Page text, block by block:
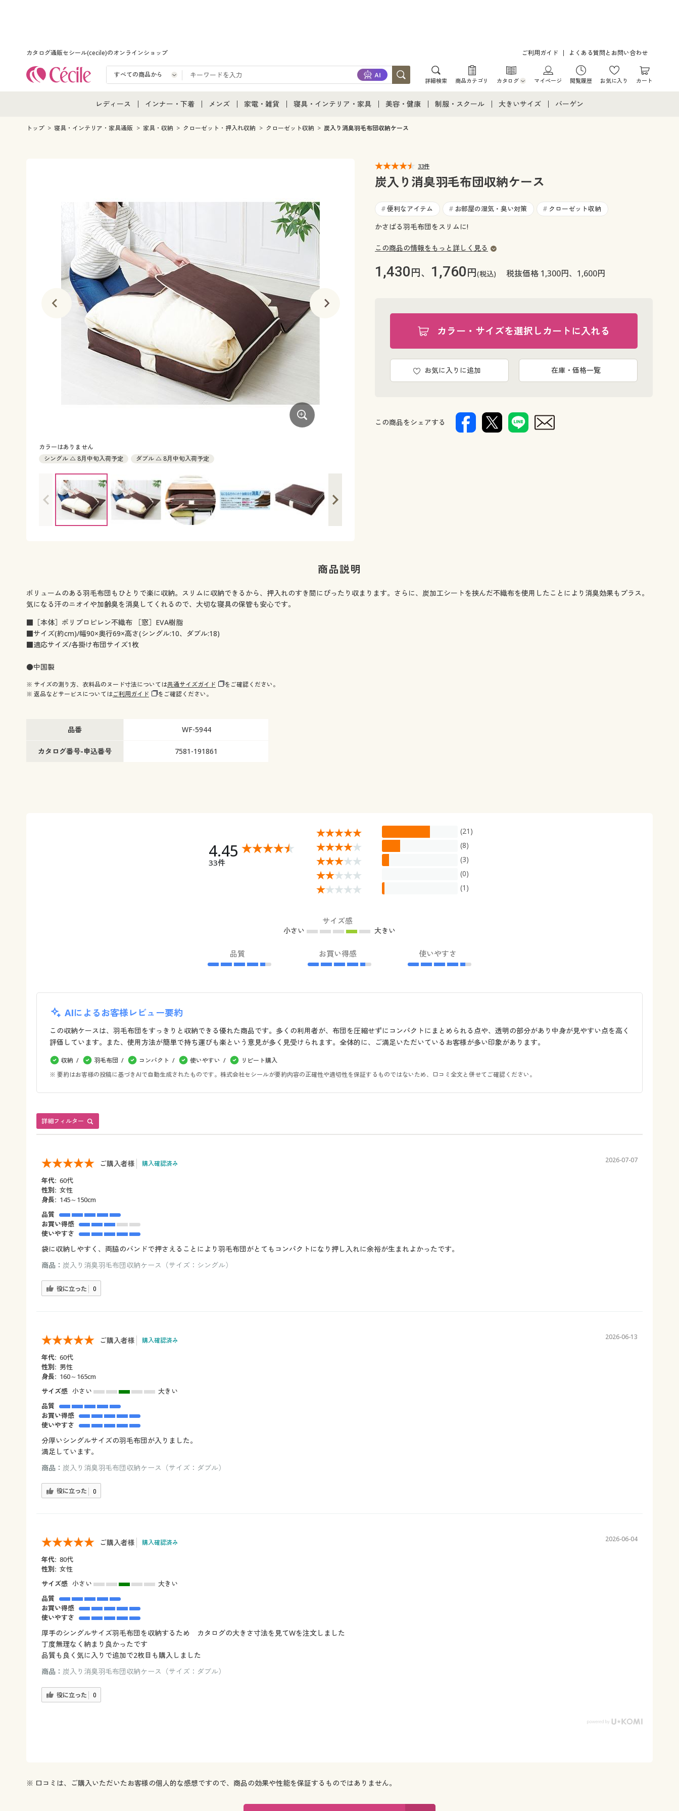
カタログ通販セシール(cecile)のオンラインショップ ご利用ガイド よくある質問とお問い合わせ
詳細検索 商品カテゴリ カタログ
カタログ・チラシからのご注文
マイページ 閲覧履歴 お気に入り カート
レディース
レディース通販すべて
インナー・下着
インナー・下着通販すべて
ジュニア・ティーンズ下着
メンズ
メンズ通販すべて
家電・雑貨
家電・雑貨すべて
寝具・インテリア・家具
寝具・インテリア・家具通販すべて
カーテン・ラグ・ファブリック
美容・健康
美容・健康通販すべて
制服・スクール
ジュニア・ティーンズ下着
大きいサイズ
大きいサイズ レディース下着
大きいサイズ メンズ
バーゲン
トップ 寝具・インテリア・家具通販 家具・収納 クローゼット・押入れ収納 クローゼット収納 炭入り消臭羽毛布団収納ケース
カラーはありません
シングル △ 8月中旬入荷予定
ダブル △ 8月中旬入荷予定
33件
炭入り消臭羽毛布団収納ケース
# 便利なアイテム # お部屋の湿気・臭い対策 # クローゼット収納
かさばる羽毛布団をスリムに!
この商品の情報をもっと詳しく見る
1,430円、 1,760円(税込) 税抜価格 1,300円、1,600円
カラー・サイズを選択しカートに入れる
お気に入りに追加 在庫・価格一覧
この商品をシェアする
商品説明
ボリュームのある羽毛布団もひとりで楽に収納。スリムに収納できるから、押入れのすき間にぴったり収まります。さらに、炭加工シートを挟んだ不織布を使用したことにより消臭効果もプラス。
気になる汗のニオイや加齢臭を消臭してくれるので、大切な寝具の保管も安心です。
■［本体］ポリプロピレン不織布 ［窓］EVA樹脂
■サイズ(約cm)/幅90×奥行69×高さ(シングル:10、ダブル:18)
■適応サイズ/各掛け布団サイズ1枚
●中国製
※ サイズの測り方、衣料品のヌード寸法については共通サイズガイド
をご確認ください。
※ 返品などサービスについてはご利用ガイド をご確認ください。
品番 WF-5944
カタログ番号-申込番号 7581-191861
4.45
33件
(21)
(8)
(3)
(0)
(1)
サイズ感
小さい 大きい
品質 お買い得感 使いやすさ
AIによるお客様レビュー要約
この収納ケースは、羽毛布団をすっきりと収納できる優れた商品です。多くの利用者が、布団を圧縮せずにコンパクトにまとめられる点や、透明の部分があり中身が見やすい点を高く
評価しています。また、使用方法が簡単で持ち運びも楽という意見が多く見受けられます。全体的に、ご満足いただいているお客様が多い印象があります。
収納 羽毛布団 コンパクト 使いやすい
リピート購入
※ 要約はお客様の投稿に基づきAIで自動生成されたものです。株式会社セシールが要約内容の正確性や適切性を保証するものではないため、口コミ全文と併せてご確認ください。
詳細フィルター
ご購入者様 購入確認済み 2026-07-07
年代: 60代
性別: 女性
身長: 145～150cm
品質
お買い得感
使いやすさ
袋に収納しやすく、両脇のバンドで押さえることにより羽毛布団がとてもコンパクトになり押し入れに余裕が生まれよかったです。
商品： 炭入り消臭羽毛布団収納ケース（サイズ：シングル）
役に立った 0
ご購入者様 購入確認済み 2026-06-13
年代: 60代
性別: 男性
身長: 160～165cm
サイズ感 小さい
大きい
品質
お買い得感
使いやすさ
分厚いシングルサイズの羽毛布団が入りました。
満足しています。
商品： 炭入り消臭羽毛布団収納ケース（サイズ：ダブル）
役に立った 0
ご購入者様 購入確認済み 2026-06-04
年代: 80代
性別: 女性
サイズ感 小さい
大きい
品質
お買い得感
使いやすさ
厚手のシングルサイズ羽毛布団を収納するため カタログの大きさ寸法を見てWを注文しました
丁度無理なく納まり良かったです
品質も良く気に入りで追加で2枚目も購入しました
商品： 炭入り消臭羽毛布団収納ケース（サイズ：ダブル）
役に立った 0
※ 口コミは、ご購入いただいたお客様の個人的な感想ですので、商品の効果や性能を保証するものではありません。